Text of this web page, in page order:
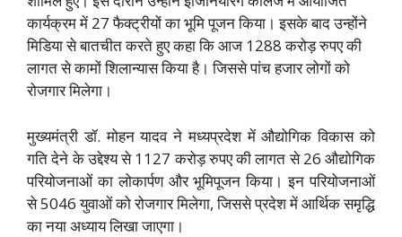
कार्यक्रम में 27 फैक्ट्रीयों का भूमि पूजन किया। इसके बाद उन्होंने
मिडिया से बातचीत करते हुए कहा कि आज 1288 करोड़ रुपए की
लागत से कामों शिलान्यास किया है। जिससे पांच हजार लोगों को
रोजगार मिलेगा।
मुख्यमंत्री डॉ. मोहन यादव ने मध्यप्रदेश में औद्योगिक विकास को
गति देने के उद्देश्य से 1127 करोड़ रुपए की लागत से 26 औद्योगिक
परियोजनाओं का लोकार्पण और भूमिपूजन किया। इन परियोजनाओं
से 5046 युवाओं को रोजगार मिलेगा, जिससे प्रदेश में आर्थिक समृद्धि
का नया अध्याय लिखा जाएगा।